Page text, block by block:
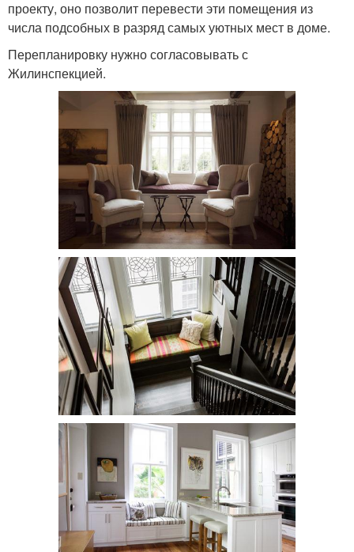
проекту, оно позволит перевести эти помещения из
числа подсобных в разряд самых уютных мест в доме.
Перепланировку нужно согласовывать с
Жилинспекцией.